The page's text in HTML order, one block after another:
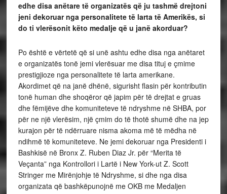
edhe disa anëtare të organizatës që ju tashmë drejtoni
jeni dekoruar nga personalitete të larta të Amerikës, si
do ti vlerësonit këto medalje që u janë akorduar?
Po është e vërtetë që si unë ashtu edhe disa nga anëtaret
e organizatës tonë jemi vlerësuar me disa tituj e çmime
prestigjioze nga personalitete të larta amerikane.
Akordimet që na janë dhënë, sigurisht flasin për kontributin
tonë human dhe shoqëror që japim për të drejtat e gruas
dhe fëmijëve dhe komuniteteve të ndryshme në SHBA, por
për ne një vlerësim, një çmim do të thotë shumë dhe na jep
kurajon për të ndërruare nisma akoma më të mëdha në
ndihmë të komuniteteve. Ne jemi dekoruar nga Presidenti i
Bashkisë në Bronx Z. Ruben Diaz Jr. për “Merita të
Veçanta” nga Kontrollori i Lartë i New York-ut Z. Scott
Stringer me Mirënjohje të Ndryshme, si dhe nga disa
organizata që bashkëpunojnë me OKB me Medaljen